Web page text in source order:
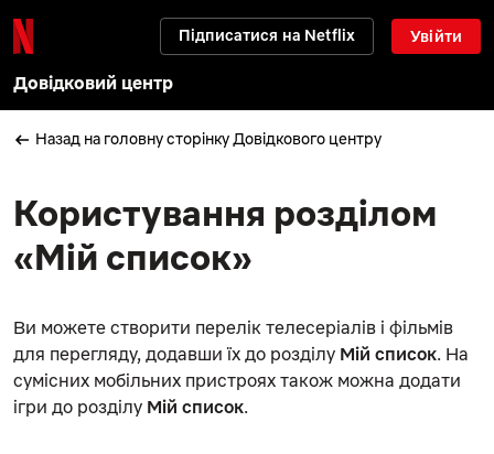
Підписатися на Netflix Увійти
Довідковий центр
Назад на головну сторінку Довідкового центру
Користування розділом
«Мій список»
Ви можете створити перелік телесеріалів і фільмів
для перегляду, додавши їх до розділу Мій список. На
сумісних мобільних пристроях також можна додати
ігри до розділу Мій список.